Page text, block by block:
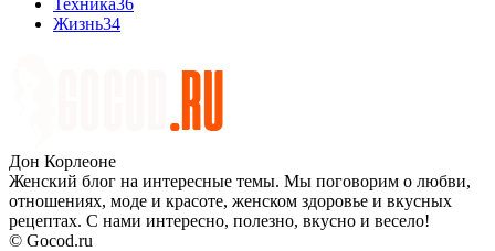
Жизнь34
Дон Корлеоне
Женский блог на интересные темы. Мы поговорим о любви,
отношениях, моде и красоте, женском здоровье и вкусных
рецептах. С нами интересно, полезно, вкусно и весело!
© Gocod.ru